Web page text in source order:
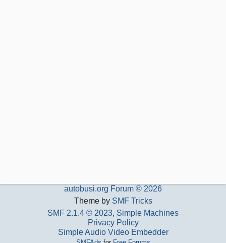
autobusi.org Forum © 2026
Theme by SMF Tricks
SMF 2.1.4 © 2023, Simple Machines
Privacy Policy
Simple Audio Video Embedder